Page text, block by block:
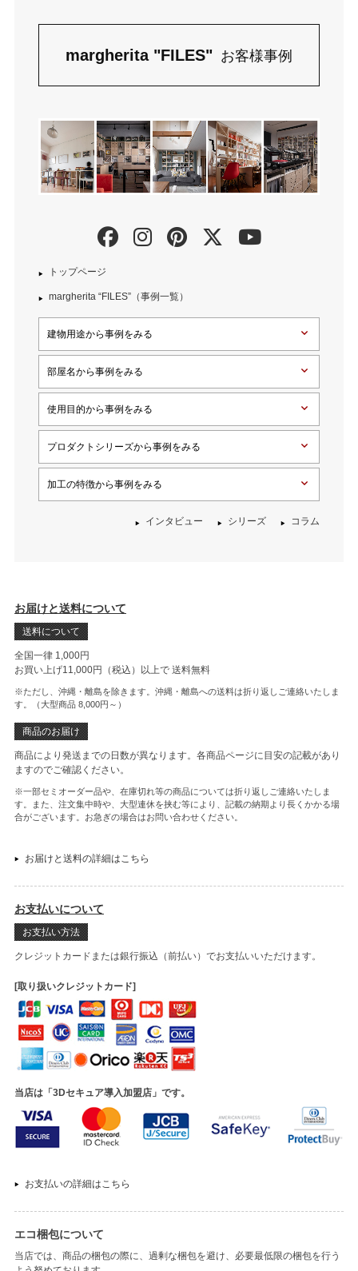
margherita "FILES" お客様事例
トップページ
margherita “FILES”（事例一覧）
建物用途から事例をみる
部屋名から事例をみる
使用目的から事例をみる
プロダクトシリーズから事例をみる
加工の特徴から事例をみる
インタビュー シリーズ コラム
お届けと送料について
送料について
全国一律 1,000円
お買い上げ11,000円（税込）以上で 送料無料
※ただし、沖縄・離島を除きます。沖縄・離島への送料は折り返しご連絡いたしま
す。（大型商品 8,000円～）
商品のお届け
商品により発送までの日数が異なります。各商品ページに目安の記載があり
ますのでご確認ください。
※一部セミオーダー品や、在庫切れ等の商品については折り返しご連絡いたしま
す。また、注文集中時や、大型連休を挟む等により、記載の納期より長くかかる場
合がございます。お急ぎの場合はお問い合わせください。
お届けと送料の詳細はこちら
お支払いについて
お支払い方法
クレジットカードまたは銀行振込（前払い）でお支払いいただけます。
[取り扱いクレジットカード]
当店は「3Dセキュア導入加盟店」です。
お支払いの詳細はこちら
エコ梱包について
当店では、商品の梱包の際に、過剰な梱包を避け、必要最低限の梱包を行う